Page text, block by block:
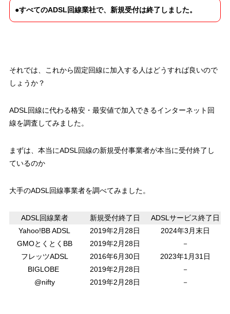
●すべてのADSL回線業社で、新規受付は終了しました。
それでは、これから固定回線に加入する人はどうすれば良いので
しょうか？
ADSL回線に代わる格安・最安値で加入できるインターネット回
線を調査してみました。
まずは、本当にADSL回線の新規受付事業者が本当に受付終了し
ているのか
大手のADSL回線事業者を調べてみました。
ADSL回線業者 新規受付終了日
ADSLサービス終了日
Yahoo!BB ADSL
2019年2月28日
2024年3月末日
GMOとくとくBB
2019年2月28日
－
フレッツADSL
2016年6月30日
2023年1月31日
BIGLOBE
2019年2月28日
－
@nifty
2019年2月28日 －